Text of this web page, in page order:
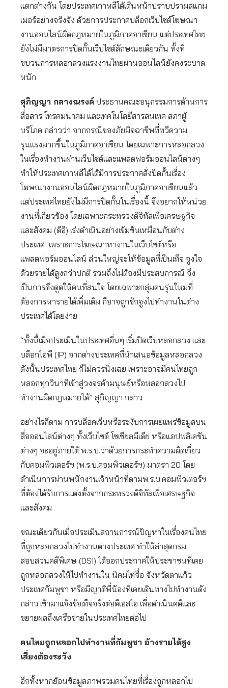
แตกต่างกัน โดยประเทศเกาหลีใต้เดินหน้าปราบปรามสแกม
เมอร์อย่างจริงจัง ด้วยการประกาศบล็อกเว็บไซต์โฆษณา
งานออนไลน์ผิดกฎหมายในภูมิภาคอาเซียน แต่ประเทศไทย
ยังไม่มีมาตรการปิดกั้นเว็บไซต์ลักษณะเดียวกัน ทั้งที่
ขบวนการหลอกลวงแรงงานไทยผ่านออนไลน์ยังคงระบาด
หนัก
สุภิญญา กลางณรงค์ ประธานคณะอนุกรรมการด้านการ
สื่อสาร โทรคมนาคม และเทคโนโลยีสารสนเทศ สภาผู้
บริโภค กล่าวว่า จากกรณีของภัยมิจฉาชีพที่ทวีความ
รุนแรงมากขึ้นในภูมิภาคอาเซียน โดยเฉพาะการหลอกลวง
ในเรื่องทำงานผ่านเว็บไซต์และแพลตฟอร์มออนไลน์ต่างๆ
ทำให้ประเทศเกาหลีใต้ได้มีการประกาศสั่งปิดกั้นเรื่อง
โฆษณางานออนไลน์ผิดกฎหมายในภูมิภาคอาเซียนแล้ว
แต่ประเทศไทยยังไม่มีการปิดกั้นในเรื่องนี้ จึงอยากให้หน่วย
งานที่เกี่ยวข้อง โดยเฉพาะกระทรวงดิจิทัลเพื่อเศรษฐกิจ
และสังคม (ดีอี) เร่งดำเนินอย่างเข้มข้นเหมือนกับต่าง
ประเทศ เพราะการโฆษณาหางานในเว็บไซต์หรือ
แพลตฟอร์มออนไลน์ ส่วนใหญ่จะให้ข้อมูลที่เป็นเท็จ จูงใจ
ด้วยรายได้สูงกว่าปกติ รวมถึงไม่ต้องมีประสบการณ์ จึง
เป็นการดึงดูดให้คนที่สนใจ โดยเฉพาะกลุ่มคนรุ่นใหม่ที่
ต้องการหารายได้เพิ่มเติม ก็อาจถูกชักจูงไปทำงานในต่าง
ประเทศได้โดยง่าย
“ทั้งนี้เมื่อประเมินในประเทศอื่นๆ เริ่มปิดเว็บหลอกลวง และ
บล็อกไอพี (IP) จากต่างประเทศที่นำเสนอข้อมูลหลอกลวง
ดังนั้นประเทศไทย ก็ไม่ควรนิ่งเฉย เพราะอาจมีคนไทยถูก
หลอกทุกวินาทีเข้าสู่วงจรค้ามนุษย์หรือหลอกลวงไป
ทำงานผิดกฎหมายได้” สุภิญญา กล่าว
อย่างไรก็ตาม การบล็อคเว็บหรือระงับการเผยแพร่ข้อมูลบน
สื่อออนไลน์ต่างๆ ทั้งเว็บไซต์ โซเชียลมีเดีย หรือแอปพลิเคชัน
ต่างๆ จะอยู่ภายใต้ พ.ร.บ.ว่าด้วยการกระทำความผิดเกี่ยว
กับคอมพิวเตอร์ฯ (พ.ร.บ.คอมพิวเตอร์ฯ) มาตรา 20 โดย
ดำเนินการผ่านพนักงานเจ้าหน้าที่ตามพ.ร.บ.คอมพิวเตอร์ฯ
ที่ต้องได้รับการแต่งตั้งจากกระทรวงดิจิทัลเพื่อเศรษฐกิจ
และสังคม
ขณะเดียวกันเมื่อประเมินสถานการณ์ปัญหาในเรื่องคนไทย
ที่ถูกหลอกลวงไปทำงานต่างประเทศ ทำให้ล่าสุดกรม
สอบสวนคดีพิเศษ (DSI) ได้ออกประกาศให้ประชาชนที่เคย
ถูกหลอกลวงให้ไปทำงานใน นิคมไท่จื่อ จังหวัดตาแก้ว
ประเทศกัมพูชา หรือมีญาติพี่น้องที่เคยเดินทางไปทำงานดัง
กล่าว เข้ามาแจ้งข้อเท็จจริงต่อดีเอสไอ เพื่อดำเนินคดีและ
ขยายผลถึงเครือข่ายในประเทศไทยต่อไป
คนไทยถูกหลอกไปทำงานที่กัมพูชา อ้างรายได้สูง
เสี่ยงต้องระวัง
อีกทั้งหากย้อนข้อมูลภาพรวมคนไทยที่เรื่องถูกหลอกไป